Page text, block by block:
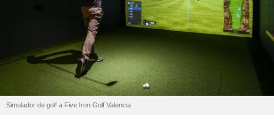
Simulador de golf a Five Iron Golf Valencia